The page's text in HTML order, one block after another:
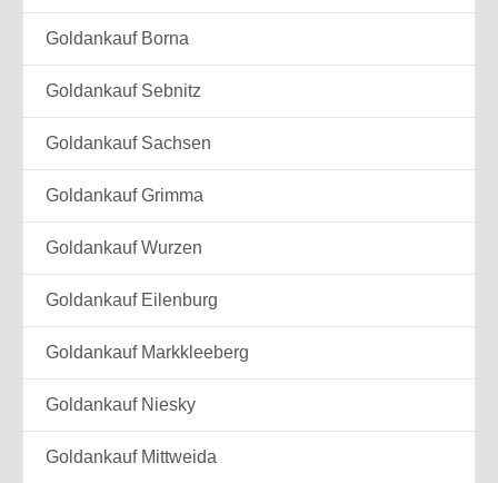
Goldankauf Borna
Goldankauf Sebnitz
Goldankauf Sachsen
Goldankauf Grimma
Goldankauf Wurzen
Goldankauf Eilenburg
Goldankauf Markkleeberg
Goldankauf Niesky
Goldankauf Mittweida